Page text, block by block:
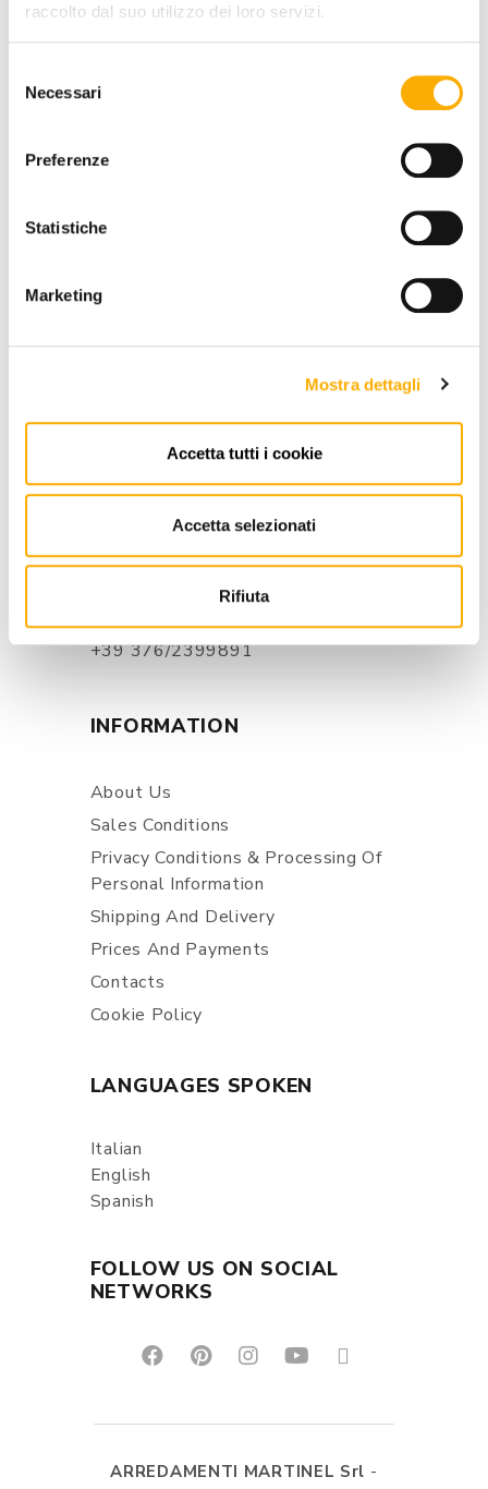
raccolto dal suo utilizzo dei loro servizi.
delNecessari
Preferenze
Statistiche
Marketing
Mostra dettagli
Accetta tutti i cookie
Accetta selezionati
Rifiuta
REQUEST A QUOTE
BRAND
BEST PRICE GUARANTEED
CONTACTS
Zoppola 33080 (PN) - Italia
+39 0434 623137
+39 376/2399891
INFORMATION
About Us
Sales Conditions
Privacy Conditions & Processing Of
Personal Information
Shipping And Delivery
Prices And Payments
Contacts
Cookie Policy
LANGUAGES SPOKEN
Italian
English
Spanish
FOLLOW US ON SOCIAL
NETWORKS
ARREDAMENTI MARTINEL Srl -